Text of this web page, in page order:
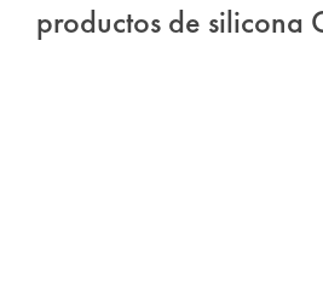
French
productos de silicona